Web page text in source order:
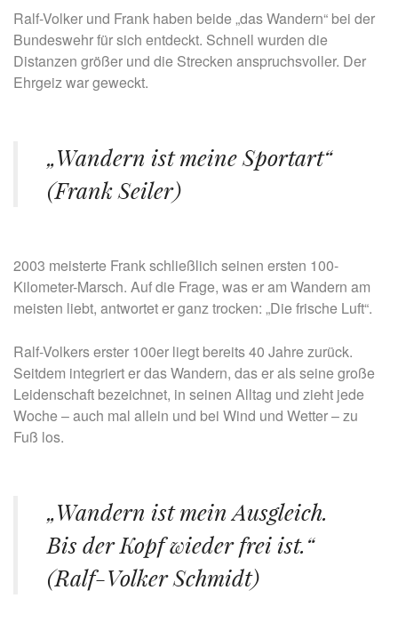
Ralf-Volker und Frank haben beide „das Wandern“ bei der
Bundeswehr für sich entdeckt. Schnell wurden die
Distanzen größer und die Strecken anspruchsvoller. Der
Ehrgeiz war geweckt.
„Wandern ist meine Sportart“
(Frank Seiler)
2003 meisterte Frank schließlich seinen ersten 100-
Kilometer-Marsch. Auf die Frage, was er am Wandern am
meisten liebt, antwortet er ganz trocken: „Die frische Luft“.
Ralf-Volkers erster 100er liegt bereits 40 Jahre zurück.
Seitdem integriert er das Wandern, das er als seine große
Leidenschaft bezeichnet, in seinen Alltag und zieht jede
Woche – auch mal allein und bei Wind und Wetter – zu
Fuß los.
„Wandern ist mein Ausgleich.
Bis der Kopf wieder frei ist.“
(Ralf-Volker Schmidt)